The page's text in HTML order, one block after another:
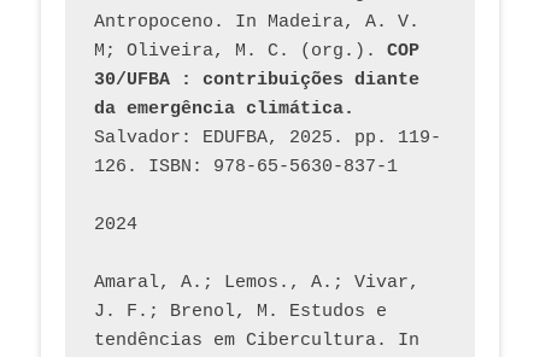
Antropoceno. In Madeira, A. V.
M; Oliveira, M. C. (org.). COP
30/UFBA : contribuições diante
da emergência climática.
Salvador: EDUFBA, 2025. pp. 119-
126. ISBN: 978-65-5630-837-1
2024
Amaral, A.; Lemos., A.; Vivar,
J. F.; Brenol, M. Estudos e
tendências em Cibercultura. In